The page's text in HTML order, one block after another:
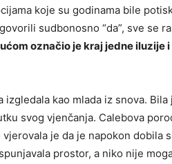
koje su godinama bile
sudbonosno “da”, sve se
označio je kraj jedne
izgledala kao mlada iz snova.
svog vjenčanja. Calebova
vjerovala je da je napokon dobila
prostor, a niko nije